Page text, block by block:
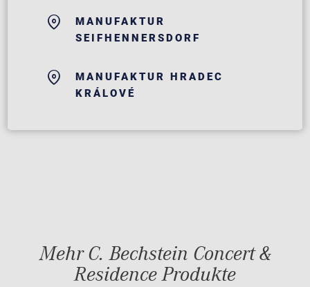
MANUFAKTUR
SEIFHENNERSDORF
MANUFAKTUR HRADEC
KRÁLOVÉ
Mehr C. Bechstein Concert &
Residence Produkte